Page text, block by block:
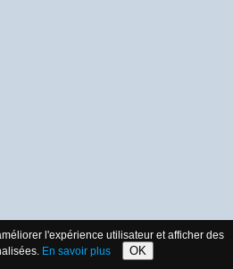
l'expérience utilisateur et afficher des
En savoir plus OK